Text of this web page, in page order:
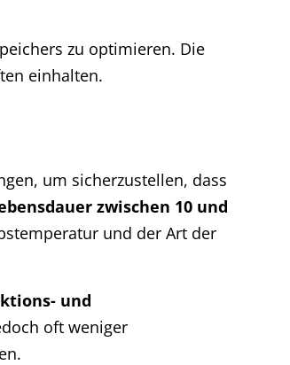
zu optimieren. Die
einhalten.
um sicherzustellen, dass
zwischen 10 und
und der Art der
und
oft weniger